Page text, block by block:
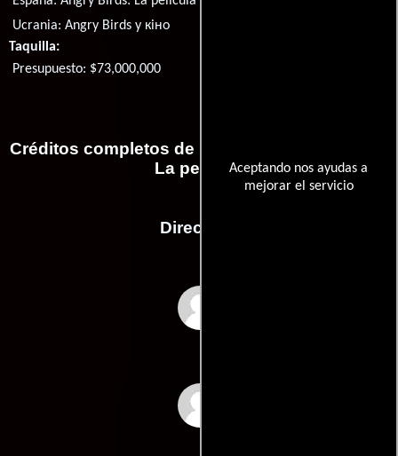
Aceptando nos ayudas a
mejorar el servicio
Ucrania:Angry Birds у кiно
Taquilla:
Presupuesto: $73,000,000
Créditos completos de la película Angry Birds:
La película
Dirección